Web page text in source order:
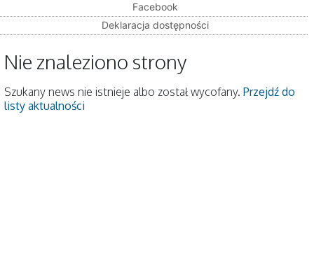
Facebook
Deklaracja dostępności
Nie znaleziono strony
Szukany news nie istnieje albo został wycofany. Przejdź do
listy aktualności